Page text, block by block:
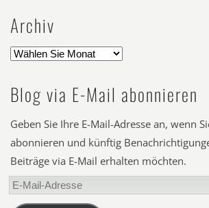
Archiv
Blog via E-Mail abonnieren
Geben Sie Ihre E-Mail-Adresse an, wenn
abonnieren und künftig
Beiträge via E-Mail erhalten möchten.
E-
Mail-